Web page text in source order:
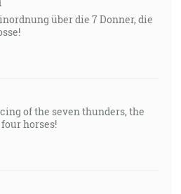
über die 7 Donner, die
of the seven thunders, the
horses!